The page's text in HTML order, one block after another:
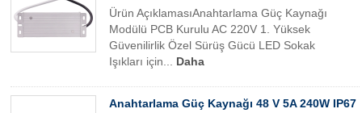
Ürün AçıklamasıAnahtarlama Güç Kaynağı
Modülü PCB Kurulu AC 220V 1. Yüksek
Güvenilirlik Özel Sürüş Gücü LED Sokak
Işıkları için... Daha
Anahtarlama Güç Kaynağı 48 V 5A 240W IP67